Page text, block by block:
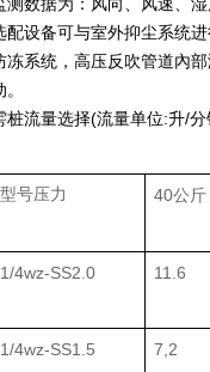
配设备可与室外抑尘系统
冻系统，高压反吹管道內
桩流量选择(流量单位:升/分
型号压力 40公斤
1/4wz-SS2.0 11.6
1/4wz-SS1.5 7,2